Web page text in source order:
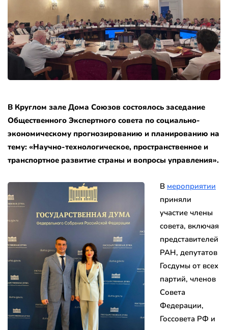
В Круглом зале Дома Союзов состоялось заседание
Общественного Экспертного совета по социально-
экономическому прогнозированию и планированию на
тему: «Научно-технологическое, пространственное и
транспортное развитие страны и вопросы управления».
В мероприятии
приняли
участие члены
совета, включая
представителей
РАН, депутатов
Госдумы от всех
партий, членов
Совета
Федерации,
Госсовета РФ и